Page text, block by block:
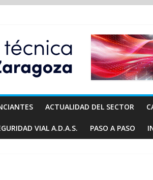
ACTUALIDAD DEL SECTOR
VIAL A.D.A.S. PASO A PASO